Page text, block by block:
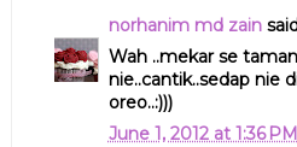
norhanim md zain
Wah ..mekar se
nie..cantik..sedap nie
oreo..:)))
June 1, 2012 at 1:36 PM